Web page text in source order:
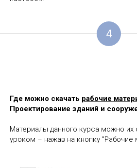
4
Где можно скачать рабочие
Проектирование зданий и
Материалы данного курса можно их
уроком – нажав на кнопку "Рабочие